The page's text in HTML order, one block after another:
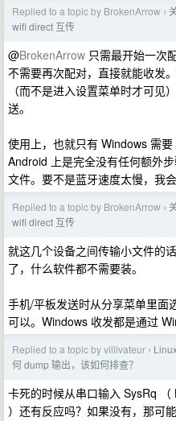
Replied to a topic by BrokenArrow ›
wifi direct 互传
@BrokenArrow 只需最开始一次
不需要再次配对，直接就能收发
（而不是进入设置菜单时才可见
送。
使用上，也就只有 Windows 需要
Android 上是完全没有任何额外
文件。要不是蓝牙速度太慢，我
Replied to a topic by BrokenArrow ›
wifi direct 互传
就这几个设备之间传输小文件的
了，什么软件都不需要装。
手机/平板发送时从分享菜单里面
可以。Windows 收发都是通过
Replied to a topic by villivateur ›
何 dump 输出，该如何排查？
卡死的时候从串口输入 SysRq
）还有反应吗？如果没有，那可